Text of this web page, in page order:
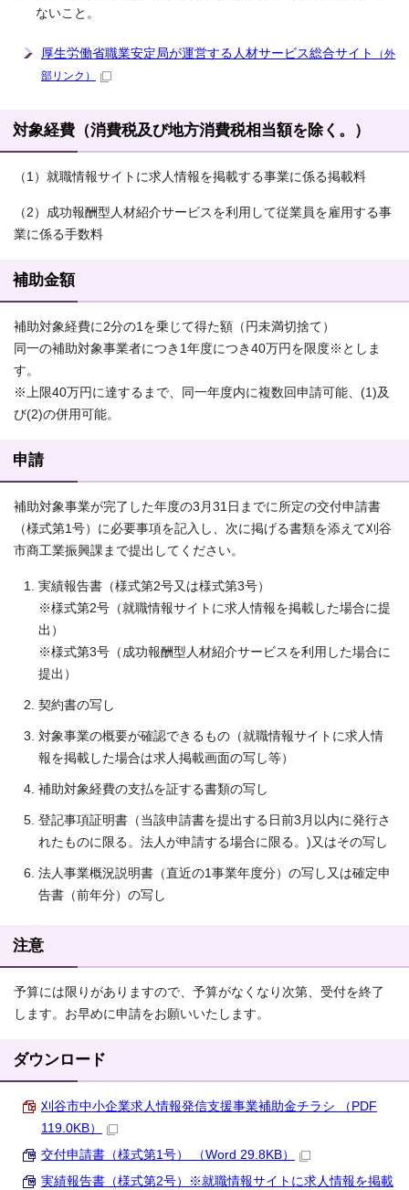
ないこと。
厚生労働省職業安定局が運営する人材サービス総合サイト
（外
部リンク）
対象経費（消費税及び地方消費税相当額を除く。）
（1）就職情報サイトに求人情報を掲載する事業に係る掲載料
（2）成功報酬型人材紹介サービスを利用して従業員を雇用する事
業に係る手数料
補助金額
補助対象経費に2分の1を乗じて得た額（円未満切捨て）
同一の補助対象事業者につき1年度につき40万円を限度※としま
す。
※上限40万円に達するまで、同一年度内に複数回申請可能、(1)及
び(2)の併用可能。
申請
補助対象事業が完了した年度の3月31日までに所定の交付申請書
（様式第1号）に必要事項を記入し、次に掲げる書類を添えて刈谷
市商工業振興課まで提出してください。
実績報告書（様式第2号又は様式第3号）
※様式第2号（就職情報サイトに求人情報を掲載した場合に提
出）
※様式第3号（成功報酬型人材紹介サービスを利用した場合に
提出）
契約書の写し
対象事業の概要が確認できるもの（就職情報サイトに求人情
報を掲載した場合は求人掲載画面の写し等）
補助対象経費の支払を証する書類の写し
登記事項証明書（当該申請書を提出する日前3月以内に発行さ
れたものに限る。法人が申請する場合に限る。)又はその写し
法人事業概況説明書（直近の1事業年度分）の写し又は確定申
告書（前年分）の写し
注意
予算には限りがありますので、予算がなくなり次第、受付を終了
します。お早めに申請をお願いいたします。
ダウンロード
刈谷市中小企業求人情報発信支援事業補助金チラシ （PDF
119.0KB）
交付申請書（様式第1号） （Word 29.8KB）
実績報告書（様式第2号）※就職情報サイトに求人情報を掲載